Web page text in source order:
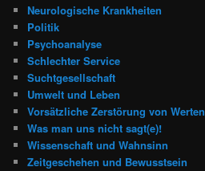
Neurologische Krankheiten
Politik
Psychoanalyse
Schlechter Service
Suchtgesellschaft
Umwelt und Leben
Vorsätzliche Zerstörung von Werten
Was man uns nicht sagt(e)!
Wissenschaft und Wahnsinn
Zeitgeschehen und Bewusstsein